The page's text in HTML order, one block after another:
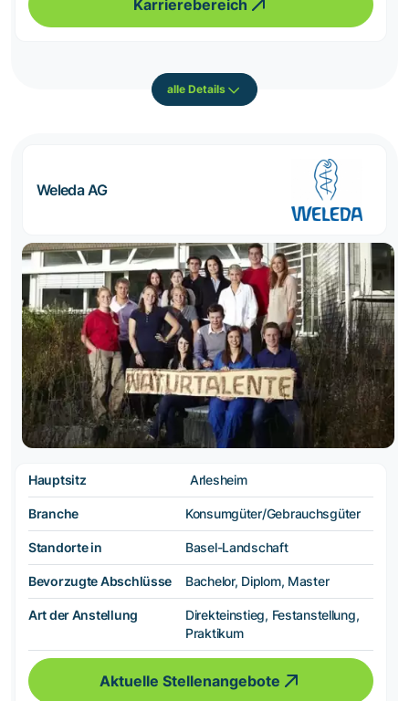
Karrierebereich
alle Details
Weleda AG
Hauptsitz Arlesheim
Branche Konsumgüter/Gebrauchsgüter
Standorte in Basel-Landschaft
Bevorzugte Abschlüsse Bachelor, Diplom, Master
Art der Anstellung
Direkteinstieg, Festanstellung,
Praktikum
Aktuelle Stellenangebote